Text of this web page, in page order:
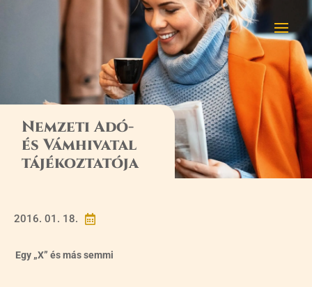
Nemzeti Adó-
és Vámhivatal
tájékoztatója

2016. 01. 18.
Egy „X” és más semmi